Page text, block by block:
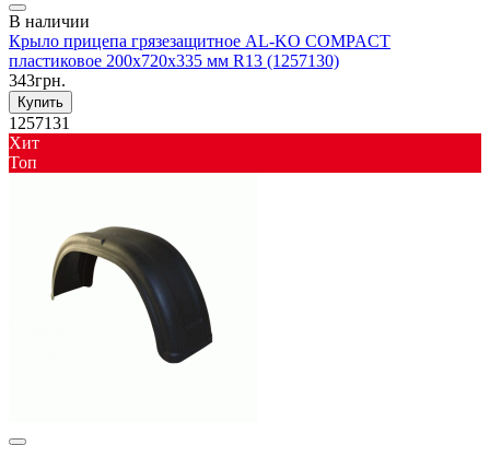
В наличии
Крыло прицепа грязезащитное AL-KO COMPACT
пластиковое 200x720x335 мм R13 (1257130)
343грн.
Купить
1257131
Хит
Toп